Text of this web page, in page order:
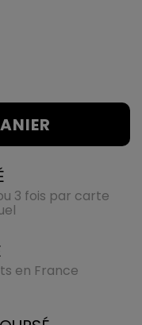
3 fois par carte
en France